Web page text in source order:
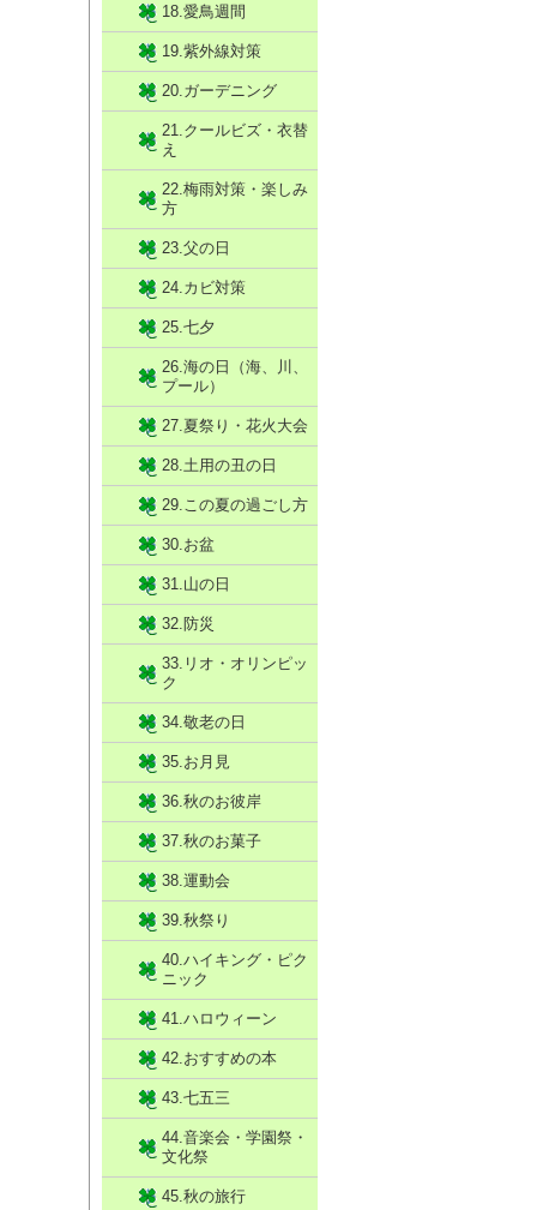
18.愛鳥週間
19.紫外線対策
20.ガーデニング
21.クールビズ・衣替
え
22.梅雨対策・楽しみ
方
23.父の日
24.カビ対策
25.七夕
26.海の日（海、川、
プール）
27.夏祭り・花火大会
28.土用の丑の日
29.この夏の過ごし方
30.お盆
31.山の日
32.防災
33.リオ・オリンピッ
ク
34.敬老の日
35.お月見
36.秋のお彼岸
37.秋のお菓子
38.運動会
39.秋祭り
40.ハイキング・ピク
ニック
41.ハロウィーン
42.おすすめの本
43.七五三
44.音楽会・学園祭・
文化祭
45.秋の旅行